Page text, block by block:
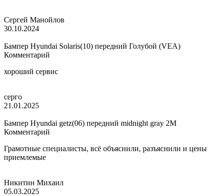
Сергей Манойлов
30.10.2024
Бампер Hyundai Solaris(10) передний Голубой (VEA)
Комментарий
хороший сервис
серго
21.01.2025
Бампер Hyundai getz(06) передний midnight gray 2M
Комментарий
Грамотные специалисты, всё объяснили, разъяснили и цены
приемлемые
Никитин Михаил
05.03.2025